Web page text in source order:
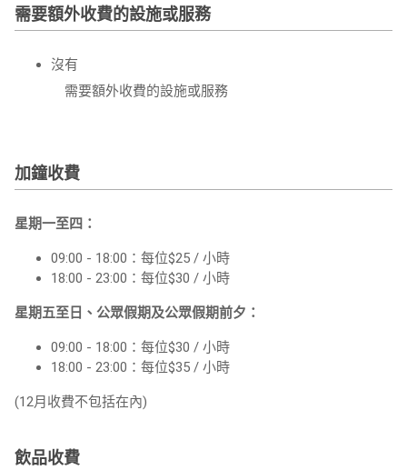
需要額外收費的設施或服務
沒有
需要額外收費的設施或服務
加鐘收費
星期一至四：
09:00 - 18:00：每位$25 / 小時
18:00 - 23:00：每位$30 / 小時
星期五至日、公眾假期及公眾假期前夕：
09:00 - 18:00：每位$30 / 小時
18:00 - 23:00：每位$35 / 小時
(12月收費不包括在內)
飲品收費